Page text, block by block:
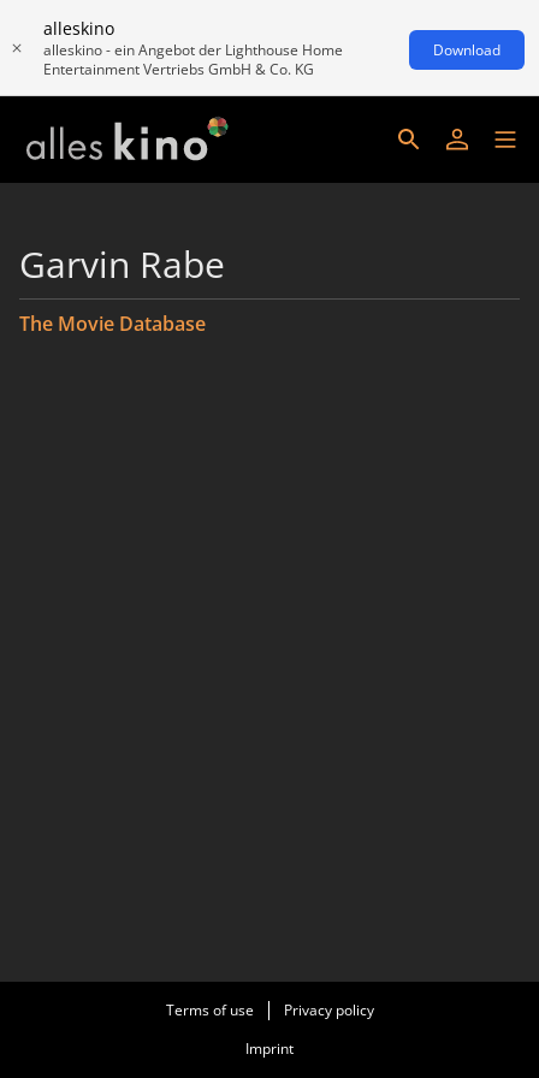
alleskino
alleskino - ein Angebot der Lighthouse Home
Entertainment Vertriebs GmbH & Co. KG
Download
Garvin Rabe
The Movie Database
Terms of use
Privacy policy
Imprint